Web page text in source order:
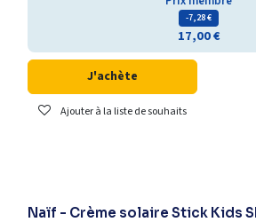
- 7,28€
17,00€
J'achète
Ajouter à la liste de souhaits
Naïf - Crème solaire Stick Kids